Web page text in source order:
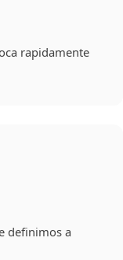
rapidamente
definimos a